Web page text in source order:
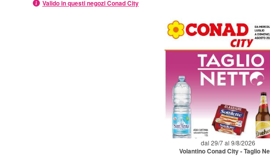
Valido in questi negozi Conad City
dal 29/7 al 9/8/2026
Volantino Conad City - Taglio